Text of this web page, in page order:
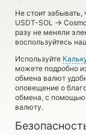
Не стоит
USDT-SOL →
разу не меняли
воспользуйтесь
Используйте
можете подробно
обмена валют
оповещение о
обмена, с
валюту.